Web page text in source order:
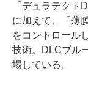
「デュラテクト
に加えて、「薄
をコントロール
技術。DLCブル
場している。